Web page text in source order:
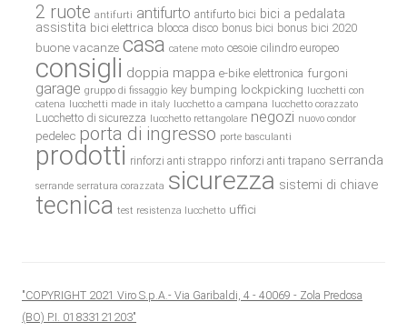
2 ruote antifurti antifurto antifurto bici bici a pedalata
assistita bici elettrica blocca disco bonus bici bonus bici 2020
buone vacanze casa catene moto cesoie cilindro europeo
consigli doppia mappa e-bike elettronica furgoni
garage gruppo di fissaggio key bumping lockpicking lucchetti con
catena lucchetti made in italy lucchetto a campana lucchetto corazzato
Lucchetto di sicurezza lucchetto rettangolare negozi nuovo condor
pedelec porta di ingresso porte basculanti
prodotti rinforzi anti strappo rinforzi anti trapano serranda
serrande serratura corazzata sicurezza sistemi di chiave
tecnica test resistenza lucchetto uffici
"COPYRIGHT 2021 Viro S.p.A.- Via Garibaldi, 4 - 40069 - Zola Predosa
(BO) P.I. 01833121203"